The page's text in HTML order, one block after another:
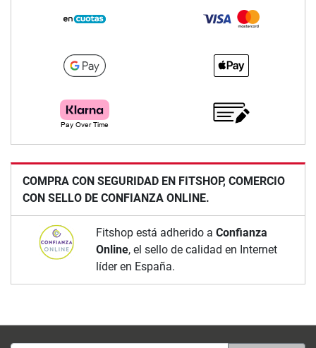
COMPRA CON SEGURIDAD EN FITSHOP, COMERCIO
CON SELLO DE CONFIANZA ONLINE.
Fitshop está adherido a Confianza
Online, el sello de calidad en Internet
líder en España.